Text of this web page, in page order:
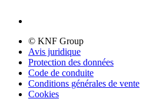
© KNF Group
Avis juridique
Protection des données
Code de conduite
Conditions générales de vente
Cookies